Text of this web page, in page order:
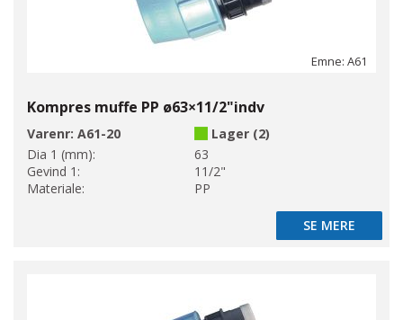
Emne: A61
Kompres muffe PP ø63×11/2"indv
Varenr: A61-20
Lager (2)
Dia 1 (mm):
63
Gevind 1:
11/2"
Materiale:
PP
SE MERE
SE MERE